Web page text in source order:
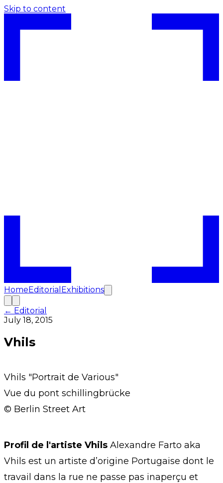
Skip to content
HomeEditorial Exhibitions
← Editorial
July 18, 2015
Vhils
Vhils "Portrait de Various"
Vue du pont schillingbrücke
© Berlin Street Art
Profil de l'artiste Vhils Alexandre Farto aka
Vhils est un artiste d’origine Portugaise dont le
travail dans la rue ne passe pas inaperçu et